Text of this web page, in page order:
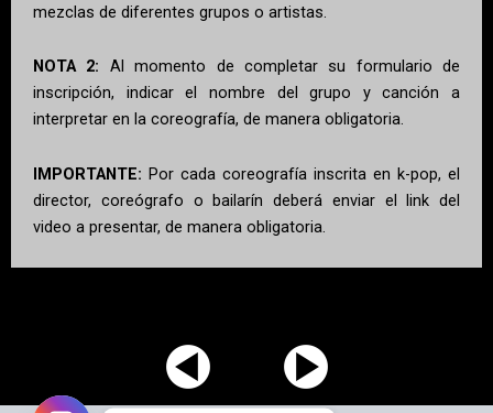
mezclas de diferentes grupos o artistas.
NOTA 2: Al momento de completar su formulario de
inscripción, indicar el nombre del grupo y canción a
interpretar en la coreografía, de manera obligatoria.
IMPORTANTE: Por cada coreografía inscrita en k-pop, el
director, coreógrafo o bailarín deberá enviar el link del
video a presentar, de manera obligatoria.